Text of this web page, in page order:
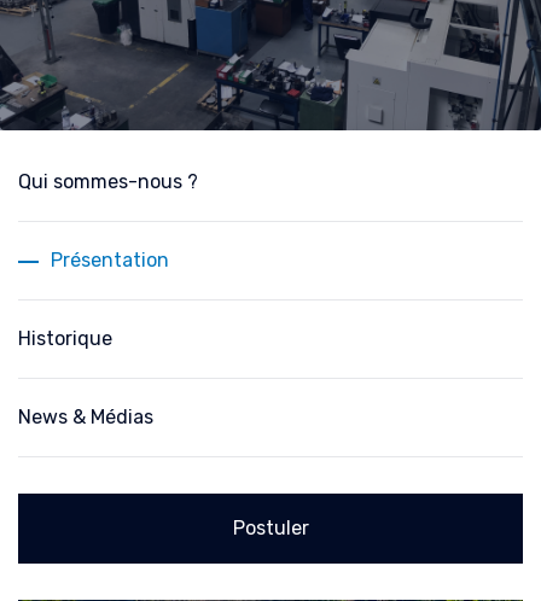
Qui sommes-nous ?
Présentation
Historique
News & Médias
Postuler